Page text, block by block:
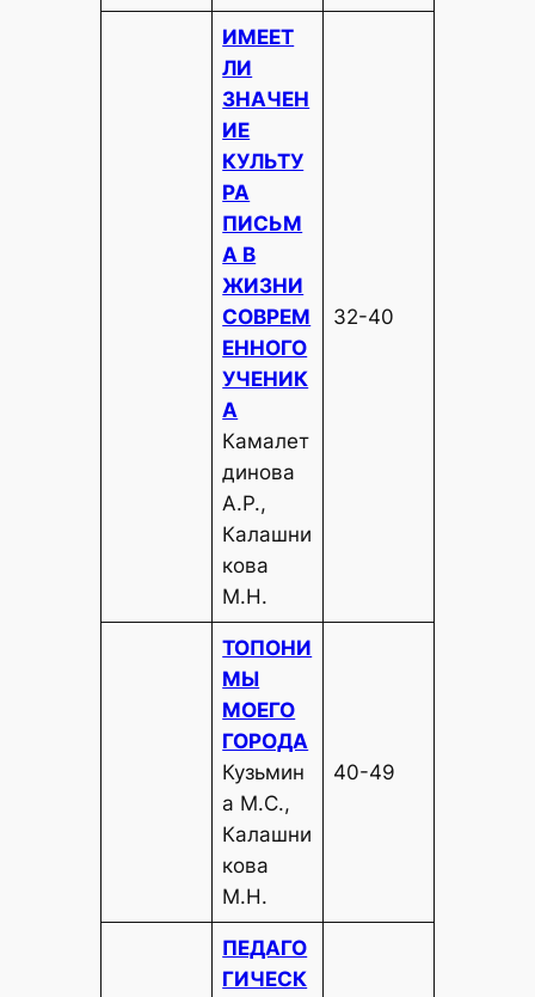
ИМЕЕТ
ЛИ
ЗНАЧЕН
ИЕ
КУЛЬТУ
РА
ПИСЬМ
А В
ЖИЗНИ
СОВРЕМ
ЕННОГО
УЧЕНИК
А
Камалет
динова
А.Р.,
Калашни
кова
М.Н.
32-40
ТОПОНИ
МЫ
МОЕГО
ГОРОДА
Кузьмин
а М.С.,
Калашни
кова
М.Н.
40-49
ПЕДАГО
ГИЧЕСК